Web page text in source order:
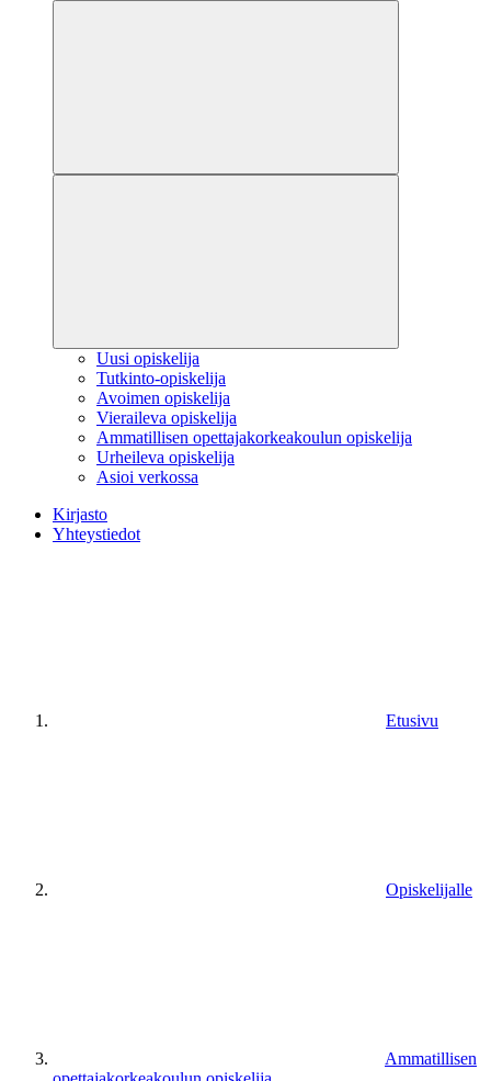
Uusi opiskelija
Tutkinto-opiskelija
Avoimen opiskelija
Vieraileva opiskelija
Ammatillisen opettajakorkeakoulun opiskelija
Urheileva opiskelija
Asioi verkossa
Kirjasto
Yhteystiedot
Etusivu
Opiskelijalle
Ammatillisen